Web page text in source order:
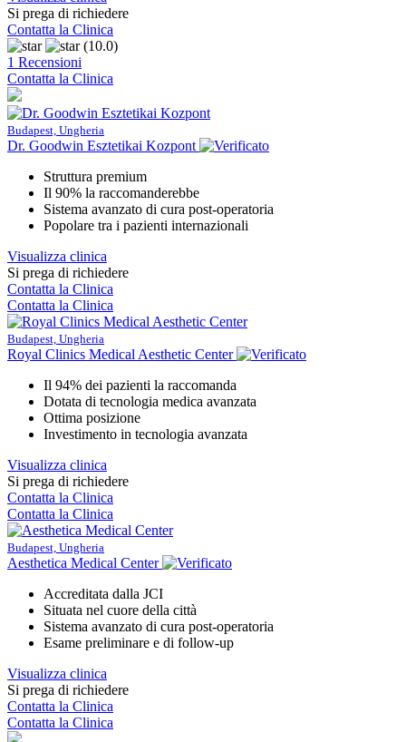
Si prega di richiedere
Contatta la Clinica
(10.0)
1 Recensioni
Contatta la Clinica
Budapest, Ungheria
Dr. Goodwin Esztetikai Kozpont
Struttura premium
Il 90% la raccomanderebbe
Sistema avanzato di cura post-operatoria
Popolare tra i pazienti internazionali
Visualizza clinica
Si prega di richiedere
Contatta la Clinica
Contatta la Clinica
Budapest, Ungheria
Royal Clinics Medical Aesthetic Center
Il 94% dei pazienti la raccomanda
Dotata di tecnologia medica avanzata
Ottima posizione
Investimento in tecnologia avanzata
Visualizza clinica
Si prega di richiedere
Contatta la Clinica
Contatta la Clinica
Budapest, Ungheria
Aesthetica Medical Center
Accreditata dalla JCI
Situata nel cuore della città
Sistema avanzato di cura post-operatoria
Esame preliminare e di follow-up
Visualizza clinica
Si prega di richiedere
Contatta la Clinica
Contatta la Clinica